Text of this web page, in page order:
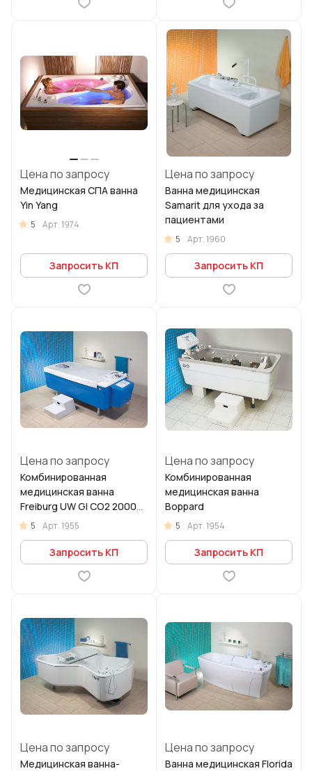
Цена по запросу
Медицинская СПА ванна
Yin Yang
5 Арт.1974
Запросить КП
Цена по запросу
Ванна медицинская
Samarit для ухода за
пациентами
5 Арт.1960
Запросить КП
Цена по запросу
Комбинированная
медицинская ванна
Freiburg UW GI CO2 2000
AC5 Арт.1955
Запросить КП
Цена по запросу
Комбинированная
медицинская ванна
Boppard
5 Арт.1954
Запросить КП
Цена по запросу
Медицинская ванна-
Цена по запросу
Ванна медицинская Florida